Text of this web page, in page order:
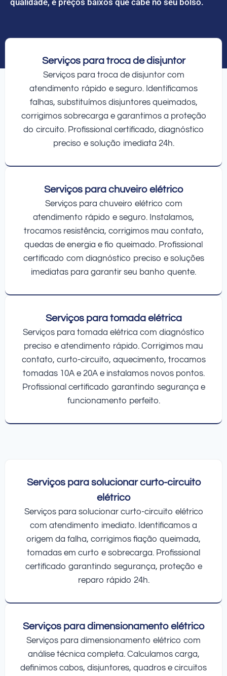
Serviços para troca de disjuntor
Serviços para troca de disjuntor com
atendimento rápido e seguro. Identificamos
falhas, substituímos disjuntores queimados,
corrigimos sobrecarga e garantimos a proteção
do circuito. Profissional certificado, diagnóstico
preciso e solução imediata 24h.
Serviços para chuveiro elétrico
Serviços para chuveiro elétrico com
atendimento rápido e seguro. Instalamos,
trocamos resistência, corrigimos mau contato,
quedas de energia e fio queimado. Profissional
certificado com diagnóstico preciso e soluções
imediatas para garantir seu banho quente.
Serviços para tomada elétrica
Serviços para tomada elétrica com diagnóstico
preciso e atendimento rápido. Corrigimos mau
contato, curto-circuito, aquecimento, trocamos
tomadas 10A e 20A e instalamos novos pontos.
Profissional certificado garantindo segurança e
funcionamento perfeito.
Serviços para solucionar curto-circuito
elétrico
Serviços para solucionar curto-circuito elétrico
com atendimento imediato. Identificamos a
origem da falha, corrigimos fiação queimada,
tomadas em curto e sobrecarga. Profissional
certificado garantindo segurança, proteção e
reparo rápido 24h.
Serviços para dimensionamento elétrico
Serviços para dimensionamento elétrico com
análise técnica completa. Calculamos carga,
definimos cabos, disjuntores, quadros e circuitos